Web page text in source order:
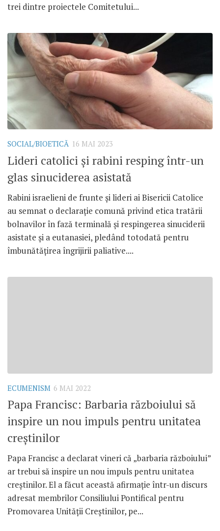
trei dintre proiectele Comitetului...
SOCIAL/BIOETICĂ 16 MAI 2023
Lideri catolici și rabini resping într-un
glas sinuciderea asistată
Rabini israelieni de frunte și lideri ai Bisericii Catolice
au semnat o declarație comună privind etica tratării
bolnavilor în fază terminală și respingerea sinuciderii
asistate și a eutanasiei, pledând totodată pentru
îmbunătățirea îngrijirii paliative....
ECUMENISM 6 MAI 2022
Papa Francisc: Barbaria războiului să
inspire un nou impuls pentru unitatea
creștinilor
Papa Francisc a declarat vineri că „barbaria războiului”
ar trebui să inspire un nou impuls pentru unitatea
creștinilor. El a făcut această afirmație într-un discurs
adresat membrilor Consiliului Pontifical pentru
Promovarea Unității Creștinilor, pe...